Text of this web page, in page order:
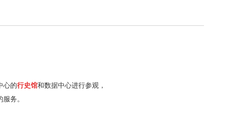
心的行史馆和数据中心进行参观，
务。